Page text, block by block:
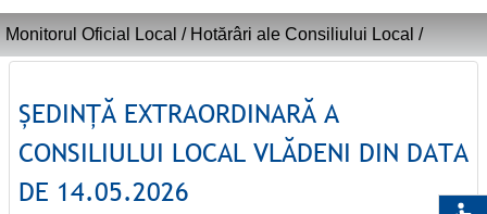
Monitorul Oficial Local / Hotărâri ale Consiliului Local /
ȘEDINȚĂ EXTRAORDINARĂ A
CONSILIULUI LOCAL VLĂDENI DIN DATA
DE 14.05.2026